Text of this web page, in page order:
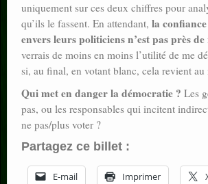
uniquement sur ces deux chiffres pour
qu’ils le fassent. En attendant, la
envers leurs politiciens n’est pas près
verrais de moins en moins l’utilité de me
si, au final, en votant blanc, cela revient au
Qui met en danger la démocratie ? Les
pas, ou les responsables qui incitent
ne pas/plus voter ?
Partagez ce billet :
E-mail Imprimer